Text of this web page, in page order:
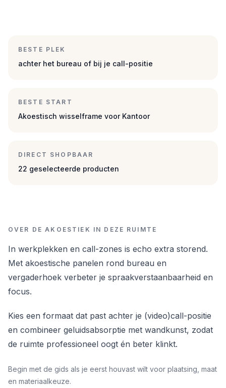
BESTE PLEK
achter het bureau of bij je call-positie
BESTE START
Akoestisch wisselframe voor Kantoor
DIRECT SHOPBAAR
22 geselecteerde producten
OVER DE AKOESTIEK IN DEZE RUIMTE
In werkplekken en call-zones is echo extra storend.
Met akoestische panelen rond bureau en
vergaderhoek verbeter je spraakverstaanbaarheid en
focus.
Kies een formaat dat past achter je (video)call-positie
en combineer geluidsabsorptie met wandkunst, zodat
de ruimte professioneel oogt én beter klinkt.
Begin met de gids als je eerst houvast wilt voor plaatsing, maat
en materiaalkeuze.